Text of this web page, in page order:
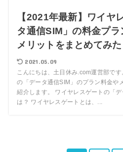
【2021年最新】ワイヤ
タ通信SIM」の料金プ
メリットをまとめてみた
2021.05.09
こんにちは、土日休み.com運営部で
の「データ通信SIM」のプラン料金や
紹介します。 ワイヤレスゲートの「
は？ ワイヤレスゲートとは、...